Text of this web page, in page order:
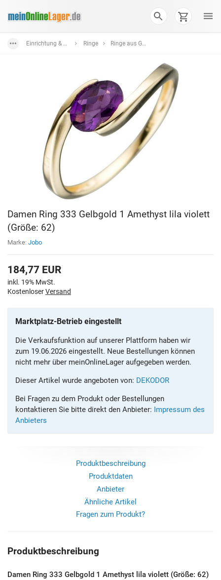
Einrichtung & Wohnaccessoires Ringe Ringe aus Gold
Damen Ring 333 Gelbgold 1 Amethyst lila violett
(Größe: 62)
Marke: Jobo
184,77 EUR
inkl. 19% MwSt.
KostenloserVersand
Marktplatz-Betrieb eingestellt
Die Verkaufsfunktion auf unserer Plattform haben wir
zum 19.06.2026 eingestellt. Neue Bestellungen können
nicht mehr über meinOnlineLager aufgegeben werden.
Dieser Artikel wurde angeboten von: DEKODOR
Bei Fragen zu dem Produkt oder Bestellungen
kontaktieren Sie bitte direkt den Anbieter: Impressum des
Anbieters
Produktbeschreibung
Produktdaten
Anbieter
Ähnliche Artikel
Fragen zum Produkt?
Produktbeschreibung
Damen Ring 333 Gelbgold 1 Amethyst lila violett (Größe: 62)